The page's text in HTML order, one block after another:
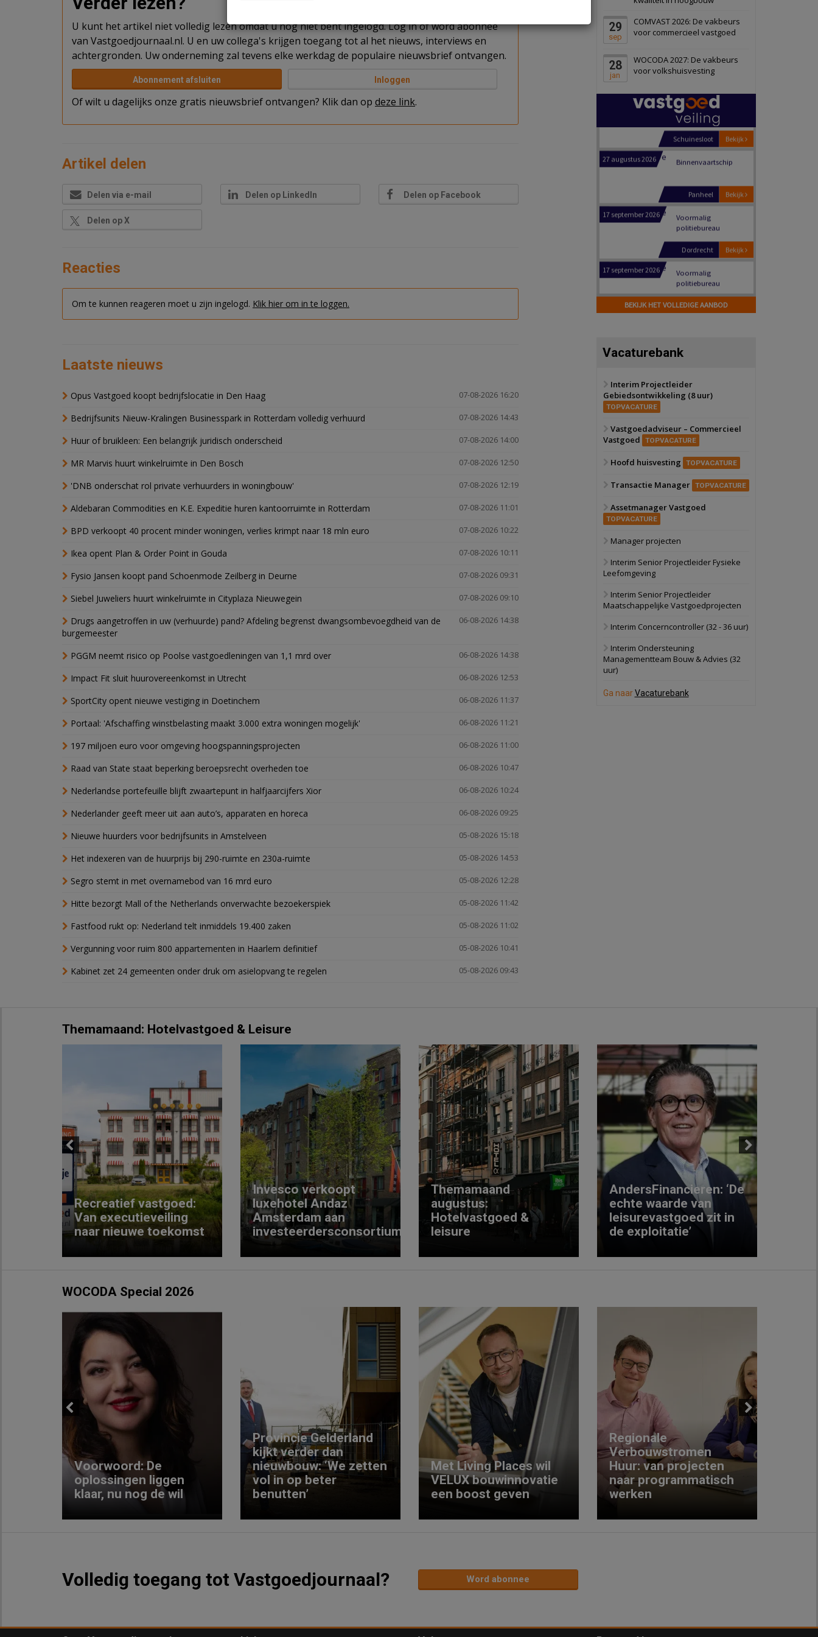
U kunt het artikel niet volledig lezen omdat u nog niet bent ingelogd. Log in of word abonnee
van Vastgoedjournaal.nl. U en uw collega's krijgen toegang tot al het nieuws, interviews en
achtergronden. Uw onderneming zal tevens elke werkdag de populaire nieuwsbrief ontvangen.
Abonnement afsluiten Inloggen
Of wilt u dagelijks onze gratis nieuwsbrief ontvangen? Klik dan op deze link.
Artikel delen
Delen via e-mail Delen op LinkedIn Delen op Facebook
Delen op X
Reacties
Om te kunnen reageren moet u zijn ingelogd. Klik hier om in te loggen.
Laatste nieuws
07-08-2026 16:20
Opus Vastgoed koopt bedrijfslocatie in Den Haag
07-08-2026 14:43
Bedrijfsunits Nieuw-Kralingen Businesspark in Rotterdam volledig verhuurd
07-08-2026 14:00
Huur of bruikleen: Een belangrijk juridisch onderscheid
07-08-2026 12:50
MR Marvis huurt winkelruimte in Den Bosch
07-08-2026 12:19
'DNB onderschat rol private verhuurders in woningbouw'
07-08-2026 11:01
Aldebaran Commodities en K.E. Expeditie huren kantoorruimte in Rotterdam
07-08-2026 10:22
BPD verkoopt 40 procent minder woningen, verlies krimpt naar 18 mln euro
07-08-2026 10:11
Ikea opent Plan & Order Point in Gouda
07-08-2026 09:31
Fysio Jansen koopt pand Schoenmode Zeilberg in Deurne
07-08-2026 09:10
Siebel Juweliers huurt winkelruimte in Cityplaza Nieuwegein
06-08-2026 14:38
Drugs aangetroffen in uw (verhuurde) pand? Afdeling begrenst dwangsombevoegdheid van de
burgemeester
06-08-2026 14:38
PGGM neemt risico op Poolse vastgoedleningen van 1,1 mrd over
06-08-2026 12:53
Impact Fit sluit huurovereenkomst in Utrecht
06-08-2026 11:37
SportCity opent nieuwe vestiging in Doetinchem
06-08-2026 11:21
Portaal: 'Afschaffing winstbelasting maakt 3.000 extra woningen mogelijk'
06-08-2026 11:00
197 miljoen euro voor omgeving hoogspanningsprojecten
06-08-2026 10:47
Raad van State staat beperking beroepsrecht overheden toe
06-08-2026 10:24
Nederlandse portefeuille blijft zwaartepunt in halfjaarcijfers Xior
06-08-2026 09:25
Nederlander geeft meer uit aan auto’s, apparaten en horeca
05-08-2026 15:18
Nieuwe huurders voor bedrijfsunits in Amstelveen
05-08-2026 14:53
Het indexeren van de huurprijs bij 290-ruimte en 230a-ruimte
05-08-2026 12:28
Segro stemt in met overnamebod van 16 mrd euro
05-08-2026 11:42
Hitte bezorgt Mall of the Netherlands onverwachte bezoekerspiek
05-08-2026 11:02
Fastfood rukt op: Nederland telt inmiddels 19.400 zaken
05-08-2026 10:41
Vergunning voor ruim 800 appartementen in Haarlem definitief
05-08-2026 09:43
Kabinet zet 24 gemeenten onder druk om asielopvang te regelen
29
sep
COMVAST 2026: De vakbeurs
voor commercieel vastgoed
28
jan
WOCODA 2027: De vakbeurs
voor volkshuisvesting
Schiedam
22 september 2026 Attractiepark
Bekijk
Oranje
28 september 2026
bedrijventerrein
Schuinesloot
Binnenvaartschip
Voormalig
Dordrecht
Voormalig
Hilversum
17 september 2026
Voormalig
Zwanenburg
6 oktober 2026
Oranje
28 september 2026
bedrijventerrein
Bekijk
Schuinesloot
politiebureau
17 september 2026
Voormalig
BEKIJK HET VOLLEDIGE AANBOD
Vacaturebank
Interim Projectleider
Gebiedsontwikkeling (8 uur)
TOPVACATURE
Vastgoedadviseur – Commercieel
Vastgoed
TOPVACATURE
Hoofd huisvesting TOPVACATURE
Transactie Manager TOPVACATURE
Assetmanager Vastgoed
TOPVACATURE
Manager projecten
Interim Senior Projectleider Fysieke
Leefomgeving
Interim Senior Projectleider
Maatschappelijke Vastgoedprojecten
Interim Concerncontroller (32 - 36 uur)
Interim Ondersteuning
Managementteam Bouw & Advies (32
uur)
Ga naarVacaturebank
Themamaand: Hotelvastgoed & Leisure
Previous
Recreatief vastgoed:
Van executieveiling
naar nieuwe toekomst
Invesco verkoopt
luxehotel Andaz
Amsterdam aan
investeerdersconsortium
Themamaand
augustus:
Hotelvastgoed &
leisure
AndersFinancieren: ‘De
echte waarde van
leisurevastgoed zit in
de exploitatie’
Next
WOCODA Special 2026
Previous
Voorwoord: De
oplossingen liggen
klaar, nu nog de wil
Provincie Gelderland
kijkt verder dan
nieuwbouw: ‘We zetten
vol in op beter
benutten’
Met Living Places wil
VELUX bouwinnovatie
een boost geven
Regionale
Verbouwstromen
Huur: van projecten
naar programmatisch
werken
Next
Volledig toegang tot Vastgoedjournaal? Word abonnee